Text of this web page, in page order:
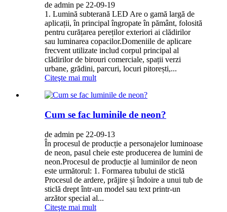
de admin pe 22-09-19
1. Lumină subterană LED Are o gamă largă de
aplicații, în principal îngropate în pământ, folosită
pentru curățarea pereților exteriori ai clădirilor
sau luminarea copacilor.Domeniile de aplicare
frecvent utilizate includ corpul principal al
clădirilor de birouri comerciale, spații verzi
urbane, grădini, parcuri, locuri pitorești,...
Citeşte mai mult
Cum se fac luminile de neon?
de admin pe 22-09-13
În procesul de producție a personajelor luminoase
de neon, pasul cheie este producerea de lumini de
neon.Procesul de producție al luminilor de neon
este următorul: 1. Formarea tubului de sticlă
Procesul de ardere, prăjire și îndoire a unui tub de
sticlă drept într-un model sau text printr-un
arzător special al...
Citeşte mai mult